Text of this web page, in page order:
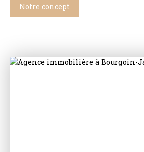
Notre concept